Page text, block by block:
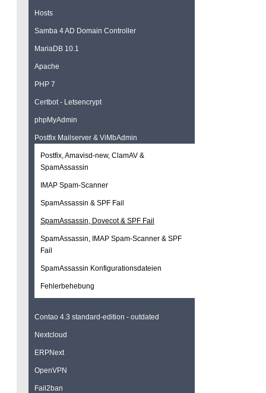
Hosts
Samba 4 AD Domain Controller
MariaDB 10.1
Apache
PHP 7
Certbot - Letsencrypt
phpMyAdmin
Postfix Mailserver & ViMbAdmin
Postfix, Amavisd-new, ClamAV &
SpamAssassin
IMAP Spam-Scanner
SpamAssassin & SPF Fail
SpamAssassin, Dovecot & SPF Fail
SpamAssassin, IMAP Spam-Scanner & SPF
Fail
SpamAssassin Konfigurationsdateien
Fehlerbehebung
Contao 4.3 standard-edition - outdated
Nextcloud
ERPNext
OpenVPN
Fail2ban